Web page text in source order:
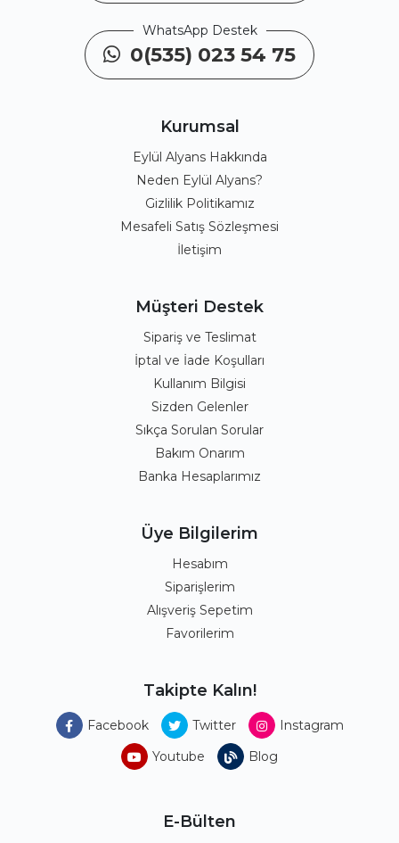
WhatsApp Destek
0(535) 023 54 75
Kurumsal
Eylül Alyans Hakkında
Neden Eylül Alyans?
Gizlilik Politikamız
Mesafeli Satış Sözleşmesi
İletişim
Müşteri Destek
Sipariş ve Teslimat
İptal ve İade Koşulları
Kullanım Bilgisi
Sizden Gelenler
Sıkça Sorulan Sorular
Bakım Onarım
Banka Hesaplarımız
Üye Bilgilerim
Hesabım
Siparişlerim
Alışveriş Sepetim
Favorilerim
Takipte Kalın!
Facebook Twitter
Instagram
Youtube
Blog
E-Bülten